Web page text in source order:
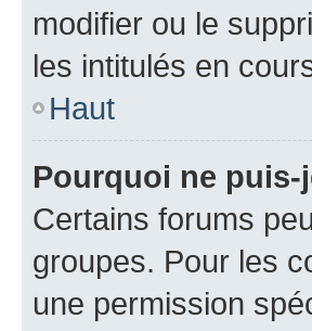
modifier ou le
les intitulés en
Haut
Pourquoi ne puis-
Certains forums
groupes. Pour les
une permission